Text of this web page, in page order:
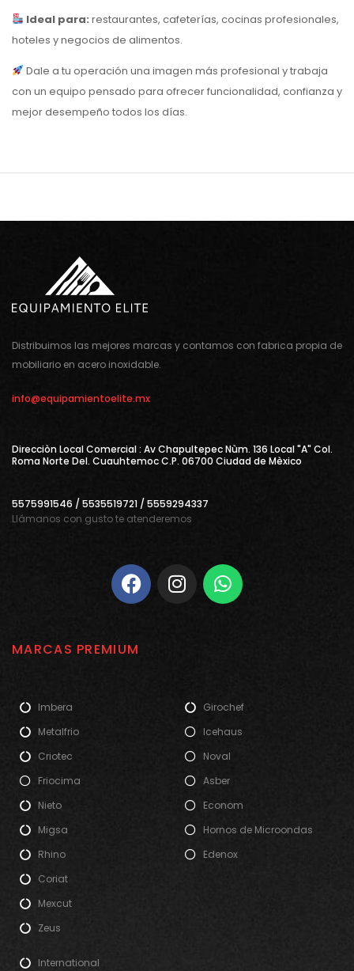
Ideal para: restaurantes, cafeterías, cocinas profesionales,
hoteles y negocios de alimentos.
Dale a tu operación una imagen más profesional y trabaja
con un equipo pensado para ofrecer funcionalidad, confianza y
mejor desempeño todos los días.
Distribuimos las mejores marcas y contamos con fabrica propia de
mobiliario en acero inoxidable.
info@equipamientoelite.mx
Direcciòn Local Comercial : Av Chapultepec Nùm. 136 Local "A" Col.
Roma Norte Del. Cuauhtemoc C.P. 06700 Ciudad de Mèxico
5575991546 / 5535519721 / 5559294337
Llámanos con gusto te atenderemos
MARCAS PREMIUM
Imbera
Metalfrio
Criotec
Friocima
Nieto
Migsa
Rhino
Coriat
Mexcut
Zeus
Girochef
Icehaus
Noval
Asber
Econom
Hornos de Microondas
Edenox
International